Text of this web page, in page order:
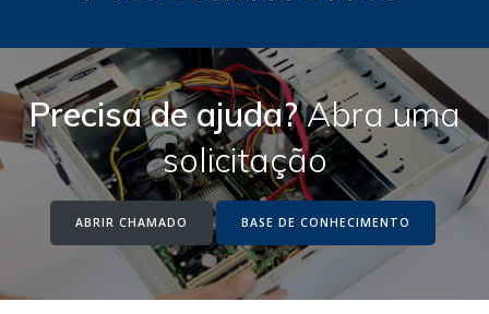
Precisa de ajuda?Abra uma
solicitação
ABRIR CHAMADO BASE DE CONHECIMENTO